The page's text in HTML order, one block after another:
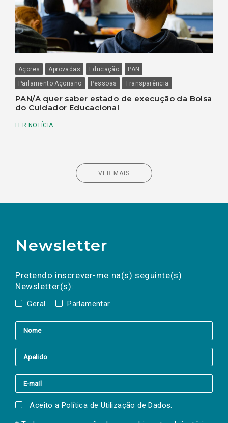
Açores Aprovadas Educação
PAN
Parlamento Açoriano
Pessoas Transparência
PAN/A quer saber estado de execução da Bolsa
do Cuidador Educacional
LER NOTÍCIA
VER MAIS
Newsletter
Pretendo inscrever-me na(s) seguinte(s)
Newsletter(s):
Geral Parlamentar
a(s) newsletter(s).
mail
Aceito a Política de Utilização de Dados.